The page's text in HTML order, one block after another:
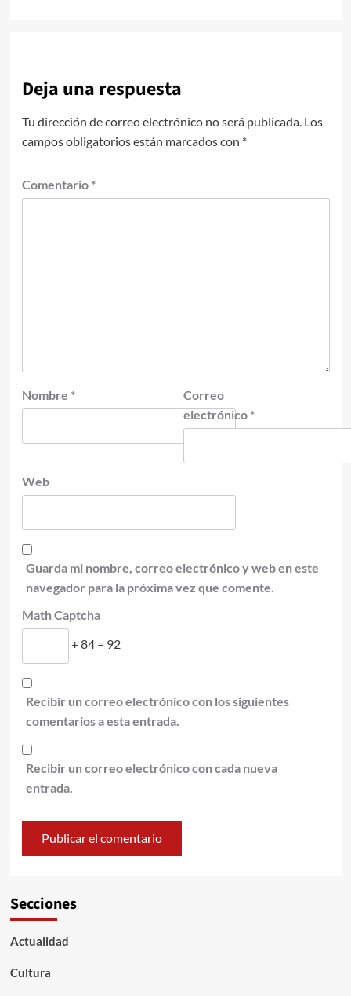
Deja una respuesta
Tu dirección de correo electrónico no será publicada. Los
campos obligatorios están marcados con *
Comentario *
Nombre *
Correo
electrónico *
Web
Guarda mi nombre, correo electrónico y web en este
navegador para la próxima vez que comente.
Math Captcha
+ 84 = 92
Recibir un correo electrónico con los siguientes
comentarios a esta entrada.
Recibir un correo electrónico con cada nueva
entrada.
Secciones
Actualidad
Cultura